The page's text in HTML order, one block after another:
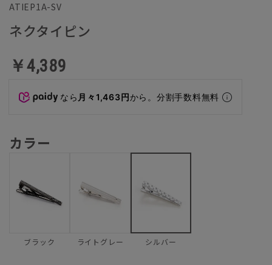
ATIEP1A-SV
ネクタイピン
￥4,389
なら 月々1,463円から。分割手数料無料
カラー
ブラック ライトグレー シルバー